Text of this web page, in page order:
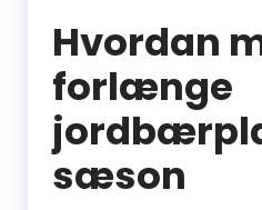
Hvordan
forlænge
sæson